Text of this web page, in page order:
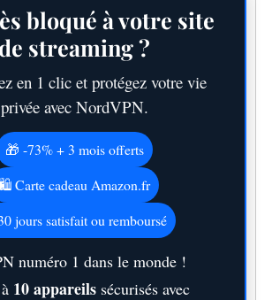
bloqué à votre site
de streaming ?
en 1 clic et protégez votre vie
privée avec NordVPN.
🎁 -73% + 3 mois offerts
Carte cadeau Amazon.fr
jours satisfait ou remboursé
numéro 1 dans le monde !
10 appareilssécurisés avec